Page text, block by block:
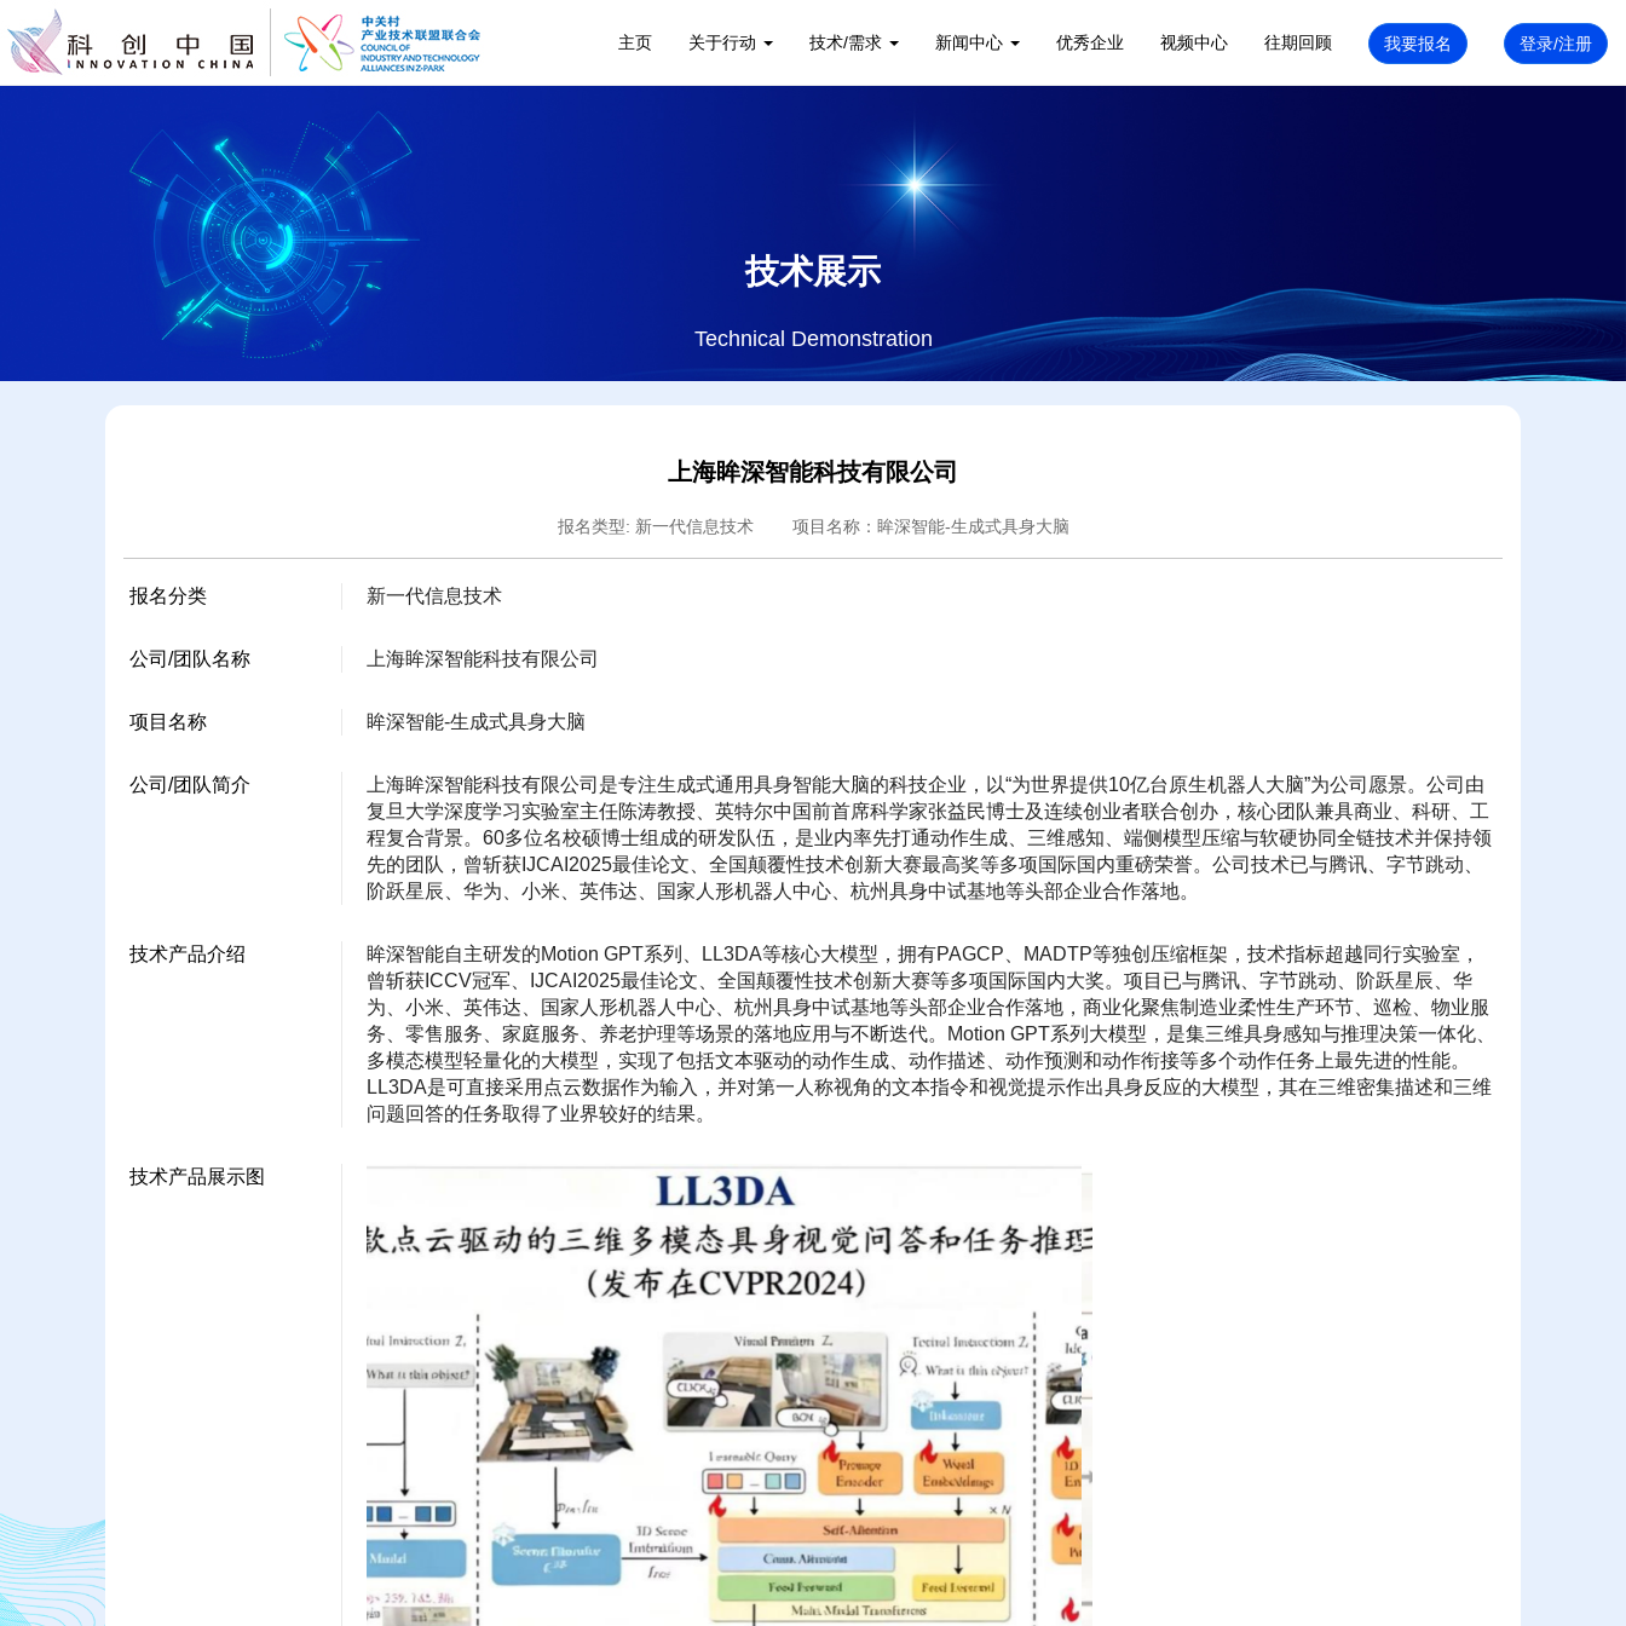
主页 关于行动 技术/需求 新闻中心 优秀企业 视频中心 往期回顾
技术展示
Technical Demonstration
上海眸深智能科技有限公司
报名类型: 新一代信息技术 项目名称：眸深智能-生成式具身大脑
报名分类 新一代信息技术
公司/团队名称 上海眸深智能科技有限公司
项目名称 眸深智能-生成式具身大脑
公司/团队简介
上海眸深智能科技有限公司是专注生成式通用具身智能大脑的科技企业，以“为世界提供10亿台原生机器人大脑”为公司愿景。公司由
复旦大学深度学习实验室主任陈涛教授、英特尔中国前首席科学家张益民博士及连续创业者联合创办，核心团队兼具商业、科研、工
程复合背景。60多位名校硕博士组成的研发队伍，是业内率先打通动作生成、三维感知、端侧模型压缩与软硬协同全链技术并保持领
先的团队，曾斩获IJCAI2025最佳论文、全国颠覆性技术创新大赛最高奖等多项国际国内重磅荣誉。公司技术已与腾讯、字节跳动、
阶跃星辰、华为、小米、英伟达、国家人形机器人中心、杭州具身中试基地等头部企业合作落地。
技术产品介绍
眸深智能自主研发的Motion GPT系列、LL3DA等核心大模型，拥有PAGCP、MADTP等独创压缩框架，技术指标超越同行实验室，
曾斩获ICCV冠军、IJCAI2025最佳论文、全国颠覆性技术创新大赛等多项国际国内大奖。项目已与腾讯、字节跳动、阶跃星辰、华
为、小米、英伟达、国家人形机器人中心、杭州具身中试基地等头部企业合作落地，商业化聚焦制造业柔性生产环节、巡检、物业服
务、零售服务、家庭服务、养老护理等场景的落地应用与不断迭代。Motion GPT系列大模型，是集三维具身感知与推理决策一体化、
多模态模型轻量化的大模型，实现了包括文本驱动的动作生成、动作描述、动作预测和动作衔接等多个动作任务上最先进的性能。
LL3DA是可直接采用点云数据作为输入，并对第一人称视角的文本指令和视觉提示作出具身反应的大模型，其在三维密集描述和三维
问题回答的任务取得了业界较好的结果。
技术产品展示图